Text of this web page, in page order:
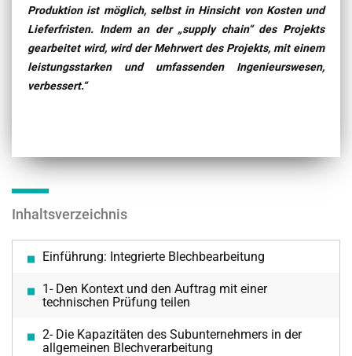
Produktion ist möglich, selbst in Hinsicht von Kosten und
Lieferfristen. Indem an der „supply chain“ des Projekts
gearbeitet wird, wird der Mehrwert des Projekts, mit einem
leistungsstarken und umfassenden Ingenieurswesen,
verbessert.“
Inhaltsverzeichnis
Einführung: Integrierte Blechbearbeitung
1- Den Kontext und den Auftrag mit einer
technischen Prüfung teilen
2- Die Kapazitäten des Subunternehmers in der
allgemeinen Blechverarbeitung